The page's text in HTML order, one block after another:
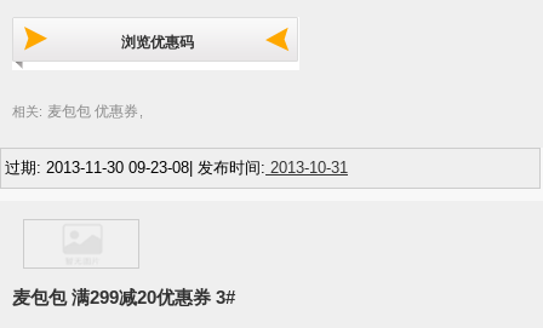
浏览优惠码
相关: 麦包包 优惠券
过期: 2013-11-30 09-23-08| 发布时间: 2013-10-31
麦包包 满299减20优惠券 3#